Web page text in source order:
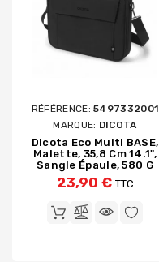
RÉFÉRENCE:5497332001
MARQUE: DICOTA
Dicota Eco Multi BASE,
Malette, 35,8 Cm 14.1",
Sangle Épaule, 580 G
23,90 € TTC